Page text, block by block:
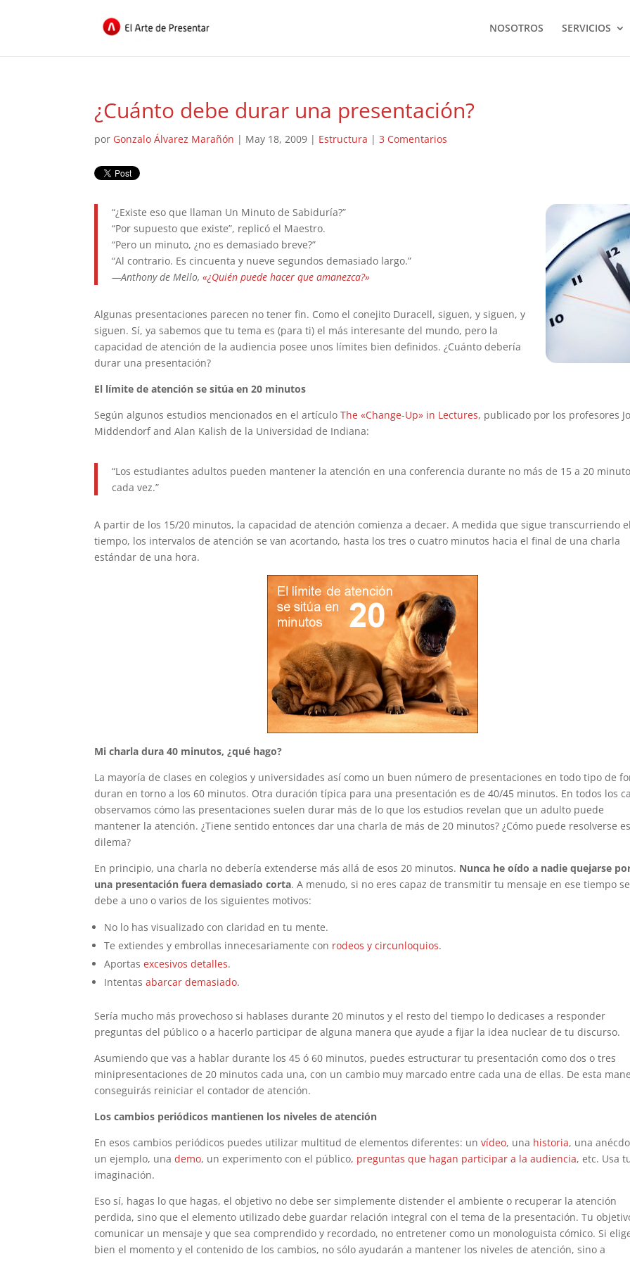
NOSOTROS SERVICIOS
¿Cuánto debe durar una presentación?
por Gonzalo Álvarez Marañón | May 18, 2009 | Estructura |3 Comentarios
“¿Existe eso que llaman Un Minuto de Sabiduría?”
“Por supuesto que existe”, replicó el Maestro.
“Pero un minuto, ¿no es demasiado breve?”
“Al contrario. Es cincuenta y nueve segundos demasiado largo.”
—Anthony de Mello,«¿Quién puede hacer que amanezca?»
Algunas presentaciones parecen no tener fin. Como el conejito Duracell, siguen, y siguen, y
siguen. Sí, ya sabemos que tu tema es (para ti) el más interesante del mundo, pero la
capacidad de atención de la audiencia posee unos límites bien definidos. ¿Cuánto debería
durar una presentación?
El límite de atención se sitúa en 20 minutos
Según algunos estudios mencionados en el artículoThe «Change-Up» in Lectures, publicado por los profesores
Middendorf and Alan Kalish de la Universidad de Indiana:
“Los estudiantes adultos pueden mantener la atención en una conferencia durante no más de 15 a 20
cada vez.”
A partir de los 15/20 minutos, la capacidad de atención comienza a decaer. A medida que sigue transcurriendo el
tiempo, los intervalos de atención se van acortando, hasta los tres o cuatro minutos hacia el final de una charla
estándar de una hora.
Mi charla dura 40 minutos, ¿qué hago?
La mayoría de clases en colegios y universidades así como un buen número de presentaciones en todo tipo de
duran en torno a los 60 minutos. Otra duración típica para una presentación es de 40/45 minutos. En todos los
observamos cómo las presentaciones suelen durar más de lo que los estudios revelan que un adulto puede
mantener la atención. ¿Tiene sentido entonces dar una charla de más de 20 minutos? ¿Cómo puede resolverse
dilema?
En principio, una charla no debería extenderse más allá de esos 20 minutos. Nunca he oído a nadie quejarse
una presentación fuera demasiado corta. A menudo, si no eres capaz de transmitir tu mensaje en ese tiempo se
debe a uno o varios de los siguientes motivos:
No lo has visualizado con claridad en tu mente.
Te extiendes y embrollas innecesariamente con rodeos y circunloquios.
Aportasexcesivos detalles.
Intentasabarcar demasiado.
Sería mucho más provechoso si hablases durante 20 minutos y el resto del tiempo lo dedicases a responder
preguntas del público o a hacerlo participar de alguna manera que ayude a fijar la idea nuclear de tu discurso.
Asumiendo que vas a hablar durante los 45 ó 60 minutos, puedes estructurar tu presentación como dos o tres
minipresentaciones de 20 minutos cada una, con un cambio muy marcado entre cada una de ellas. De esta
conseguirás reiniciar el contador de atención.
Los cambios periódicos mantienen los niveles de atención
En esos cambios periódicos puedes utilizar multitud de elementos diferentes: unvídeo, una historia, una
un ejemplo, unademo, un experimento con el público, preguntas que hagan participar a la audiencia, etc. Usa
imaginación.
Eso sí, hagas lo que hagas, el objetivo no debe ser simplemente distender el ambiente o recuperar la atención
perdida, sino que el elemento utilizado debe guardar relación integral con el tema de la presentación. Tu
comunicar un mensaje y que sea comprendido y recordado, no entretener como un monologuista cómico. Si
bien el momento y el contenido de los cambios, no sólo ayudarán a mantener los niveles de atención, sino a